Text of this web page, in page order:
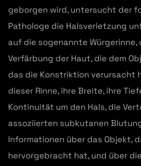
geborgen wird, untersucht der
Pathologe die Halsverletzung
auf die sogenannte
Verfärbung der Haut, die dem
das die Konstriktion verursacht
dieser Rinne, ihre Breite, ihre
Kontinuität um den Hals, die
assoziierten subkutanen
Informationen über das Objekt,
hervorgebracht hat, und über